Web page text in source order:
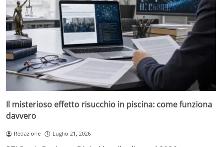
Il misterioso effetto risucchio in piscina: come funziona
davvero
Redazione Luglio 21, 2026